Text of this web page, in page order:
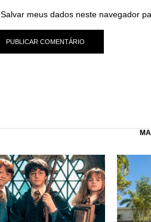
Salvar meus dados neste navegador